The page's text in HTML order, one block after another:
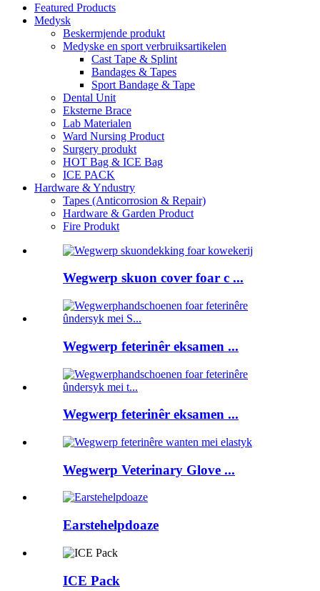
Featured Products
Medysk
Beskermjende produkt
Medyske en sport verbruiksartikelen
Cast Tape & Splint
Bandages & Tapes
Sport Bandage & Tape
Dental Unit
Eksterne Brace
Lab Materialen
Ward Nursing Product
Surgery produkt
HOT Bag & ICE Bag
ICE PACK
Hardware & Yndustry
Tapes (Anticorrosion & Repair)
Hardware & Garden Product
Fire Produkt
Wegwerp skuon cover foar c ...
Wegwerp feterinêr eksamen ...
Wegwerp feterinêr eksamen ...
Wegwerp Veterinary Glove ...
Earstehelpdoaze
ICE Pack